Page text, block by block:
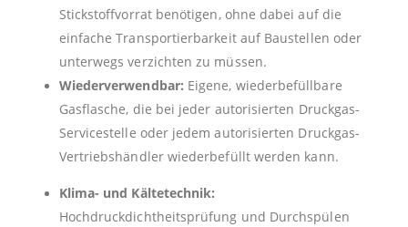
Stickstoffvorrat benötigen, ohne dabei auf die
einfache Transportierbarkeit auf Baustellen oder
unterwegs verzichten zu müssen.
Wiederverwendbar: Eigene, wiederbefüllbare
Gasflasche, die bei jeder autorisierten Druckgas-
Servicestelle oder jedem autorisierten Druckgas-
Vertriebshändler wiederbefüllt werden kann.
Klima- und Kältetechnik:
Hochdruckdichtheitsprüfung und Durchspülen